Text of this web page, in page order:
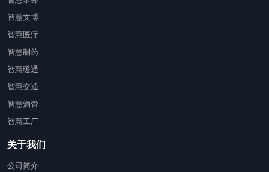
智慧文博
智慧医疗
智慧制药
智慧暖通
智慧交通
智慧酒管
智慧工厂
关于我们
公司简介